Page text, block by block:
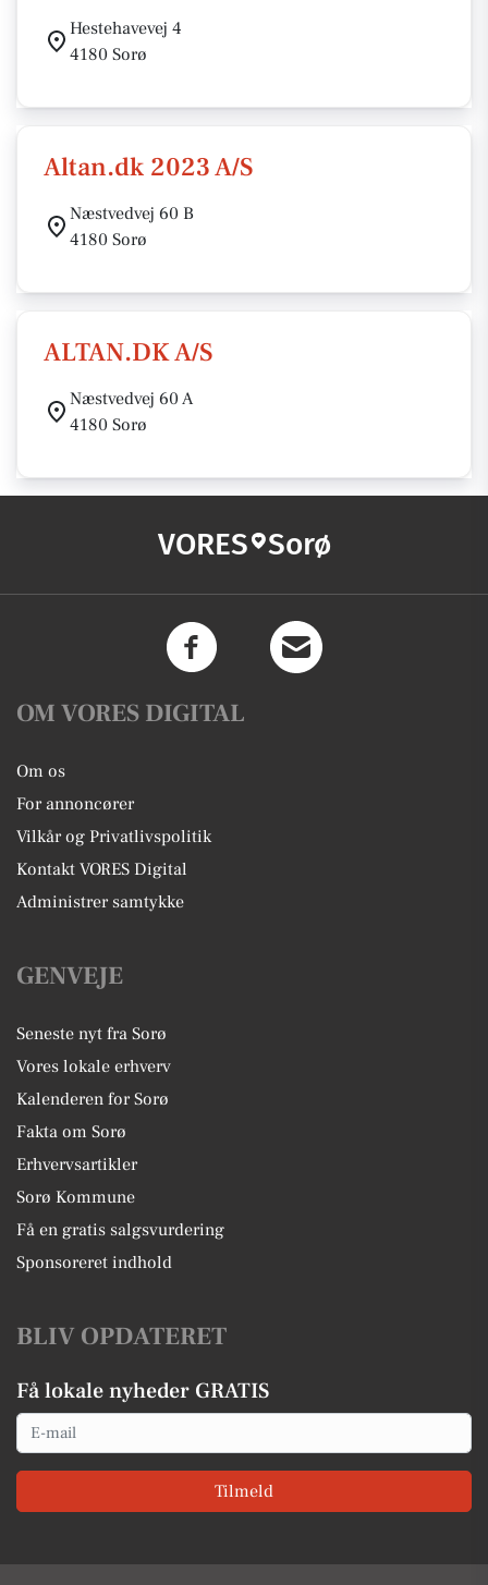
Hestehavevej 4
4180 Sorø
Altan.dk 2023 A/S
Næstvedvej 60 B
4180 Sorø
ALTAN.DK A/S
Næstvedvej 60 A
4180 Sorø
VORES Sorø
OM VORES DIGITAL
Om os
For annoncører
Vilkår og Privatlivspolitik
Kontakt VORES Digital
Administrer samtykke
GENVEJE
Seneste nyt fra Sorø
Vores lokale erhverv
Kalenderen for Sorø
Fakta om Sorø
Erhvervsartikler
Sorø Kommune
Få en gratis salgsvurdering
Sponsoreret indhold
BLIV OPDATERET
Få lokale nyheder GRATIS
Email
Tilmeld